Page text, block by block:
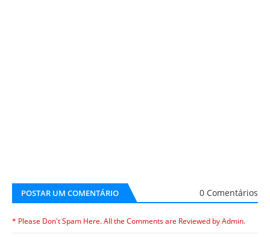
POSTAR UM COMENTÁRIO 0 Comentários
* Please Don't Spam Here. All the Comments are Reviewed by Admin.